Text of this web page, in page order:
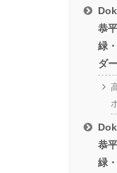
恭
緑
ダ
恭
緑